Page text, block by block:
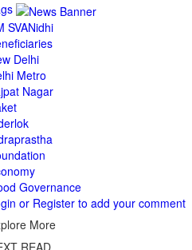
SVANidhi
Delhi
Metro
Nagar
Governance
or Register to add your comment
More
READ